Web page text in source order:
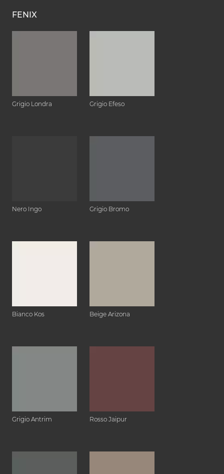
FENIX
Grigio Londra Grigio Efeso
Nero Ingo Grigio Bromo
Bianco Kos Beige Arizona
Grigio Antrim Rosso Jaipur